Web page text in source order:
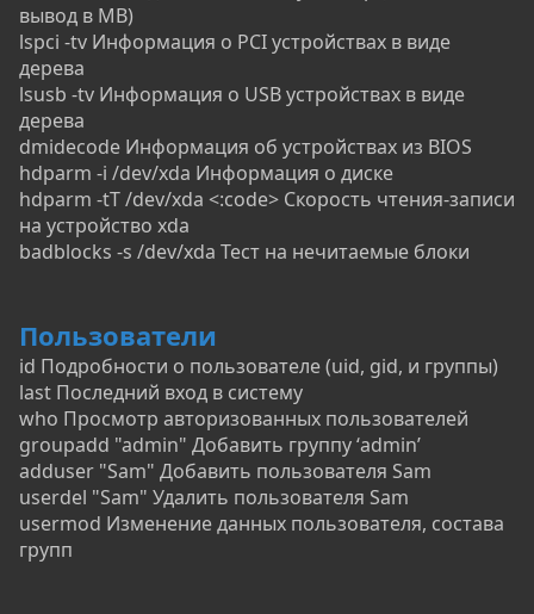
вывод в MB)
lspci -tv Информация о PCI устройствах в виде
дерева
lsusb -tv Информация о USB устройствах в виде
дерева
dmidecode Информация об устройствах из BIOS
hdparm -i /dev/xda Информация о диске
hdparm -tT /dev/xda <:code> Скорость чтения-записи
на устройство xda
badblocks -s /dev/xda Тест на нечитаемые блоки
Пользователи
id Подробности о пользователе (uid, gid, и группы)
last Последний вход в систему
who Просмотр авторизованных пользователей
groupadd "admin" Добавить группу ‘admin’
adduser "Sam" Добавить пользователя Sam
userdel "Sam" Удалить пользователя Sam
usermod Изменение данных пользователя, состава
групп